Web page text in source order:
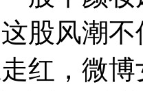
股风潮
红，微